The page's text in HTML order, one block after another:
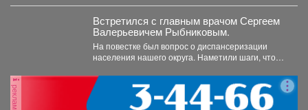
Встретился с главным врачом Сергеем
Валерьевичем Рыбниковым.
На повестке был вопрос о диспансеризации
населения нашего округа. Наметили шаги, чтобы
реклама